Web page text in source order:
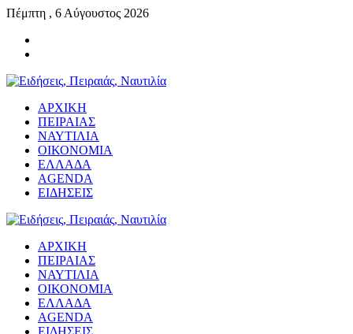
Πέμπτη , 6 Αύγουστος 2026
ΑΡΧΙΚΗ
ΠΕΙΡΑΙΑΣ
ΝΑΥΤΙΛΙΑ
ΟΙΚΟΝΟΜΙΑ
ΕΛΛΑΔΑ
AGENDA
ΕΙΔΗΣΕΙΣ
ΑΡΧΙΚΗ
ΠΕΙΡΑΙΑΣ
ΝΑΥΤΙΛΙΑ
ΟΙΚΟΝΟΜΙΑ
ΕΛΛΑΔΑ
AGENDA
ΕΙΔΗΣΕΙΣ